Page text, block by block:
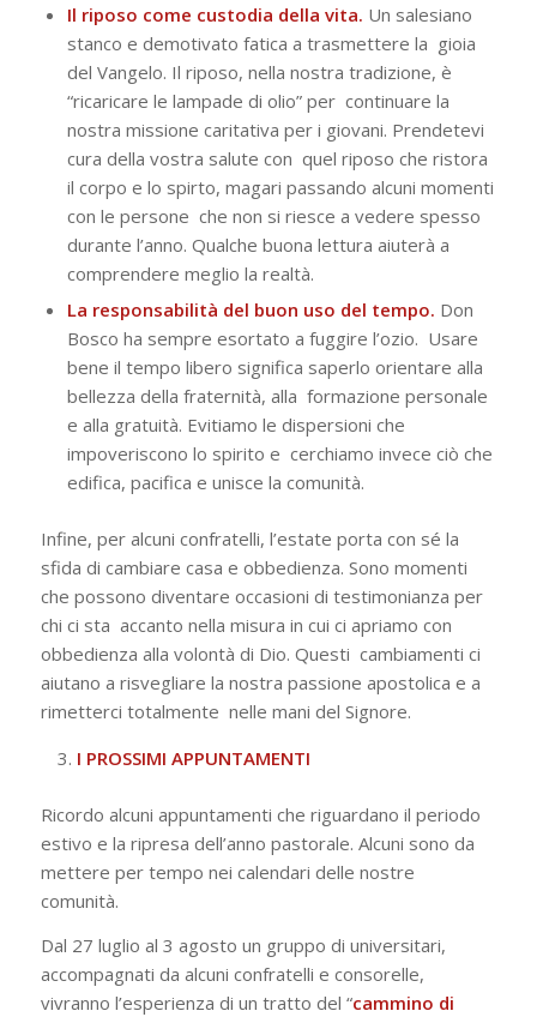
Il riposo come custodia della vita. Un salesiano
stanco e demotivato fatica a trasmettere la gioia
del Vangelo. Il riposo, nella nostra tradizione, è
“ricaricare le lampade di olio” per continuare la
nostra missione caritativa per i giovani. Prendetevi
cura della vostra salute con quel riposo che ristora
il corpo e lo spirto, magari passando alcuni momenti
con le persone che non si riesce a vedere spesso
durante l’anno. Qualche buona lettura aiuterà a
comprendere meglio la realtà.
La responsabilità del buon uso del tempo. Don
Bosco ha sempre esortato a fuggire l’ozio. Usare
bene il tempo libero significa saperlo orientare alla
bellezza della fraternità, alla formazione personale
e alla gratuità. Evitiamo le dispersioni che
impoveriscono lo spirito e cerchiamo invece ciò che
edifica, pacifica e unisce la comunità.
Infine, per alcuni confratelli, l’estate porta con sé la
sfida di cambiare casa e obbedienza. Sono momenti
che possono diventare occasioni di testimonianza per
chi ci sta accanto nella misura in cui ci apriamo con
obbedienza alla volontà di Dio. Questi cambiamenti ci
aiutano a risvegliare la nostra passione apostolica e a
rimetterci totalmente nelle mani del Signore.
I PROSSIMI APPUNTAMENTI
Ricordo alcuni appuntamenti che riguardano il periodo
estivo e la ripresa dell’anno pastorale. Alcuni sono da
mettere per tempo nei calendari delle nostre
comunità.
Dal 27 luglio al 3 agosto un gruppo di universitari,
accompagnati da alcuni confratelli e consorelle,
vivranno l’esperienza di un tratto del “cammino di